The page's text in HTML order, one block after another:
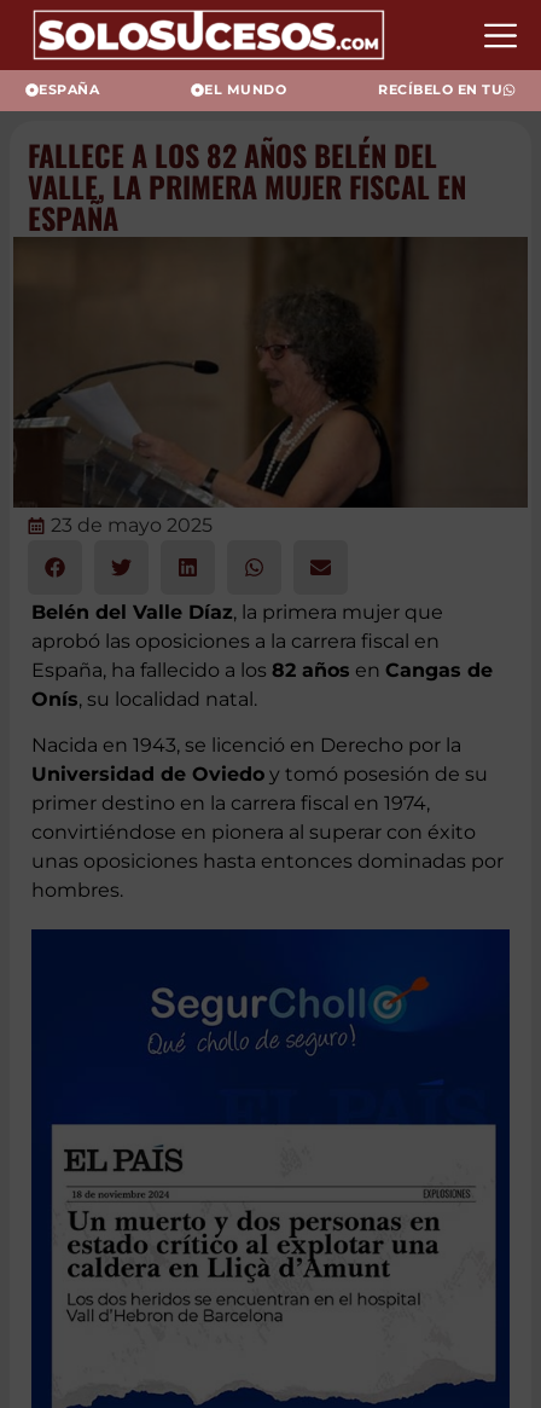
ESPAÑA EL MUNDO RECÍBELO EN TU
FALLECE A LOS 82 AÑOS BELÉN
DEL VALLE, LA PRIMERA MUJER
FISCAL EN ESPAÑA
23 de mayo 2025
Belén del Valle Díaz, la primera mujer que
aprobó las oposiciones a la carrera fiscal en
España, ha fallecido a los 82 años en Cangas de
Onís, su localidad natal.
Nacida en 1943, se licenció en Derecho por la
Universidad de Oviedo y tomó posesión de su
primer destino en la carrera fiscal en 1974,
convirtiéndose en pionera al superar con éxito
unas oposiciones hasta entonces dominadas por
hombres.